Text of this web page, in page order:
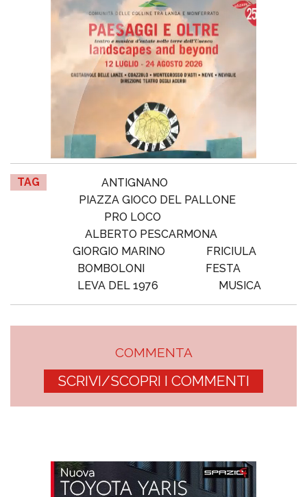
TAG
ANTIGNANO
PIAZZA GIOCO DEL PALLONE
PRO LOCO
ALBERTO PESCARMONA
GIORGIO MARINO
FRICIULA
BOMBOLONI
FESTA
LEVA DEL 1976
MUSICA
COMMENTA
SCRIVI/SCOPRI I COMMENTI